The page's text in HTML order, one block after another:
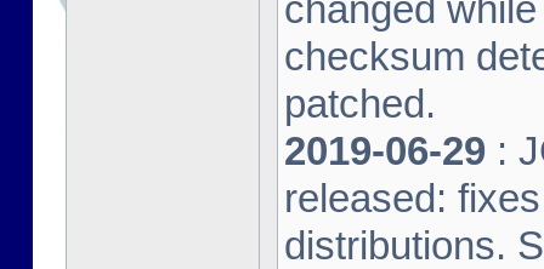
changed
checksum
patched.
2019-06-29 :
released:
distributions.